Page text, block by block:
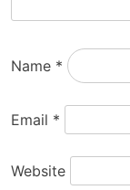
Name *
Email *
Website